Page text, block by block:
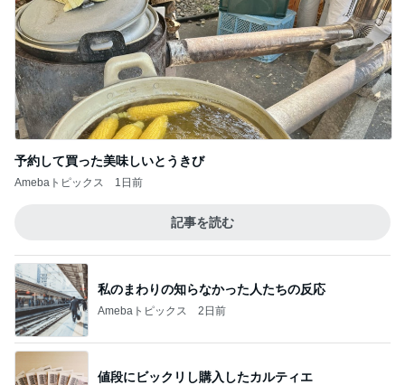
予約して買った美味しいとうきび
Amebaトピックス 1日前
記事を読む
私のまわりの知らなかった人たちの反応
Amebaトピックス 2日前
値段にビックリし購入したカルティエ